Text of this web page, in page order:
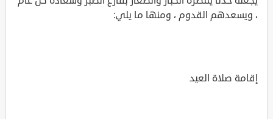
، ويسعدهم القدوم ، ومنها ما يلي:
إقامة صلاة العيد